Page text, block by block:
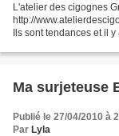
L'atelier des cigognes
http://
Ils sont tendances et il
Ma surjeteuse
Publié le 27/04/2010 à
Par Lyla